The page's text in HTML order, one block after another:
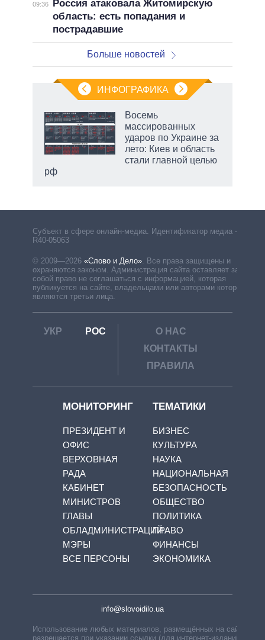
09:36
Россия атаковала Житомирскую
область: есть попадания и
пострадавшие
Больше новостей
ИНФОГРАФИКА
Восемь
массированных
ударов по Украине за
лето: Киев и область
стали главной целью
рф
Субъект в сфере онлайн-медиа. Идентификатор медиа –
R40-05063
© 2009—2026 «Слово и Дело» Все права защищены и
охраняются законом. Администрация сайта оставляет за
собой право не соглашаться с информацией, которая
публикуется на сайте, владельцами или авторами которой
являются третьи лица.
УКР РОС
О НАС
КОНТАКТЫ
ПРАВИЛА
МОНИТОРИНГ
ПРЕЗИДЕНТ И
ОФИС
ВЕРХОВНАЯ
РАДА
КАБИНЕТ
МИНИСТРОВ
ГЛАВЫ
ОБЛАДМИНИСТРАЦИЙ
МЭРЫ
ВСЕ ПЕРСОНЫ
ТЕМАТИКИ
БИЗНЕС
КУЛЬТУРА
НАУКА
НАЦИОНАЛЬНАЯ
БЕЗОПАСНОСТЬ
ОБЩЕСТВО
ПОЛИТИКА
ПРАВО
ФИНАНСЫ
ЭКОНОМИКА
info@slovoidilo.ua
Использование любых материалов, размещённых на сайте,
разрешается при указании ссылки (для интернет-изданий —